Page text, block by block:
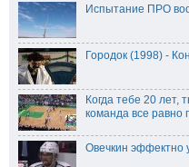
Испытание ПРО
Городок (1998) -
Когда тебе 20 лет,
команда все равно
Овечкин эффектно